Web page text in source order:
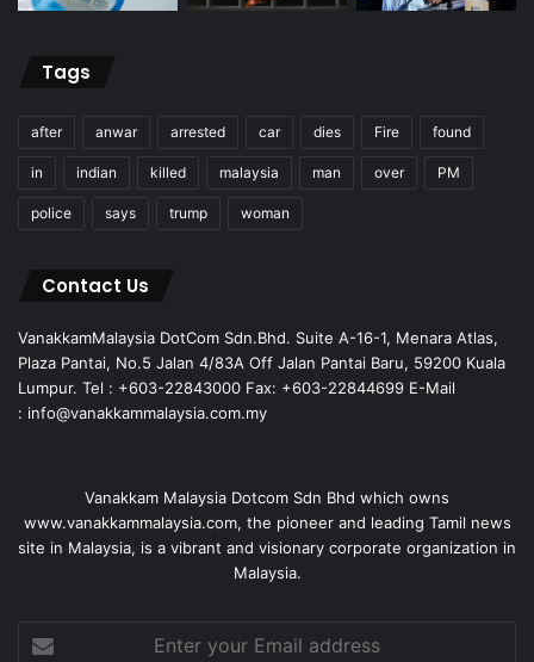
Tags
after anwar arrested car dies Fire found
in indian killed malaysia man over PM
police says trump woman
Contact Us
VanakkamMalaysia DotCom Sdn.Bhd. Suite A-16-1, Menara Atlas,
Plaza Pantai, No.5 Jalan 4/83A Off Jalan Pantai Baru, 59200 Kuala
Lumpur. Tel : +603-22843000 Fax: +603-22844699 E-Mail
: info@vanakkammalaysia.com.my
Vanakkam Malaysia Dotcom Sdn Bhd which owns
www.vanakkammalaysia.com, the pioneer and leading Tamil news
site in Malaysia, is a vibrant and visionary corporate organization in
Malaysia.
your